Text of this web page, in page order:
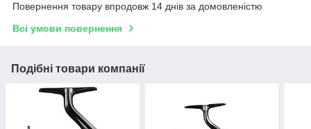
Повернення товару впродовж 14 днів за домовленістю
Всі умови повернення
Подібні товари компанії